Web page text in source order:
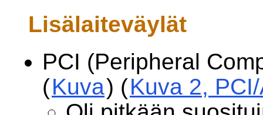
Lisälaiteväylät
PCI (Peripheral
(Kuva) (Kuva 2,